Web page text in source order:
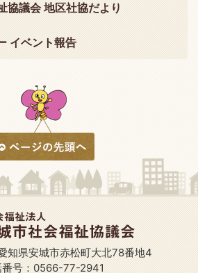
協議会 地区社協だより
イベント報告
県安城市赤松町大北78番地4
番号：0566-77-2941